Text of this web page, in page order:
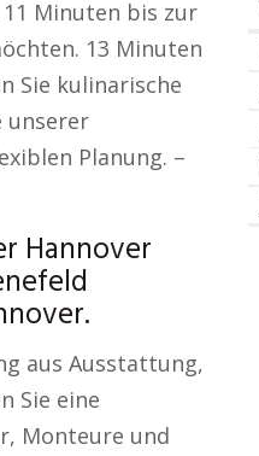
Minuten bis zur
13 Minuten
Sie kulinarische
unserer
Planung. –
Hannover
aus Ausstattung,
Sie eine
Monteure und